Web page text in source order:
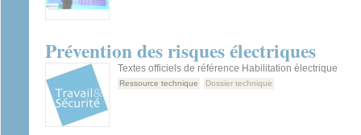
Prévention des risques électriques
Textes officiels de référence Habilitation électrique
Ressource technique Dossier technique